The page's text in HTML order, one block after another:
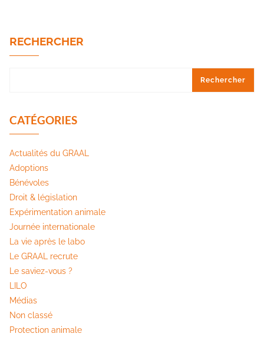
RECHERCHER
Rechercher
CATÉGORIES
Actualités du GRAAL
Adoptions
Bénévoles
Droit & législation
Expérimentation animale
Journée internationale
La vie après le labo
Le GRAAL recrute
Le saviez-vous ?
LILO
Médias
Non classé
Protection animale